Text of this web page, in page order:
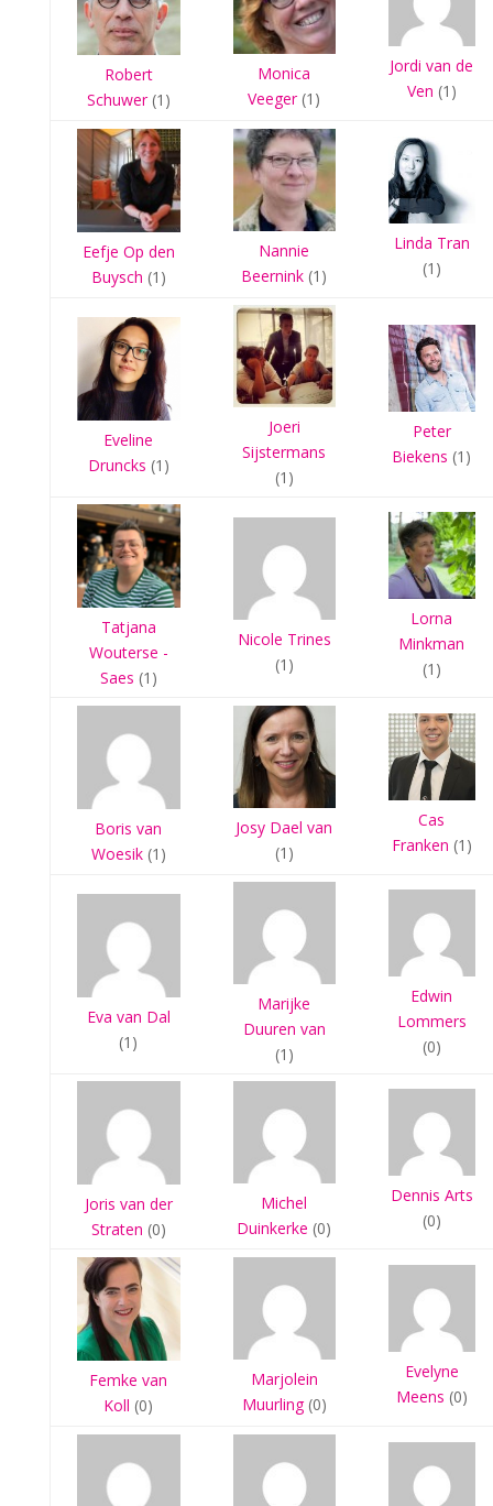
Robert
Schuwer(1)
Monica
Veeger(1)
Jordi van de
Ven (1)
Eefje Op den
Buysch (1)
Nannie
Beernink (1)
Linda Tran
(1)
Eveline
Druncks (1)
Joeri
Sijstermans
(1)
Peter
Biekens (1)
Tatjana
Wouterse -
Saes (1)
Nicole Trines
(1)
Lorna
Minkman
(1)
Boris van
Woesik(1)
Josy Dael van
(1)
Cas
Franken (1)
Eva van Dal
(1)
Marijke
Duuren van
(1)
Edwin
Lommers
(0)
Joris van der
Straten (0)
Michel
Duinkerke (0)
Dennis Arts
(0)
Femke van
Koll (0)
Marjolein
Muurling(0)
Evelyne
Meens (0)